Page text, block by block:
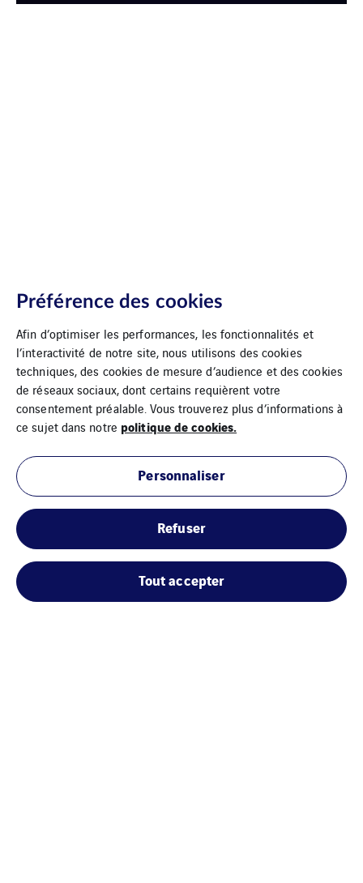
Préférence des cookies
Afin d’optimiser les performances, les fonctionnalités et
l’interactivité de notre site, nous utilisons des cookies
techniques, des cookies de mesure d’audience et des cookies
de réseaux sociaux, dont certains requièrent votre
consentement préalable. Vous trouverez plus d’informations à
ce sujet dans notre politique de cookies.
Personnaliser
Refuser
Tout accepter